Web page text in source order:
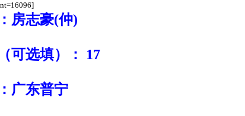
：房志豪(仲)
可选填）： 17
广东普宁